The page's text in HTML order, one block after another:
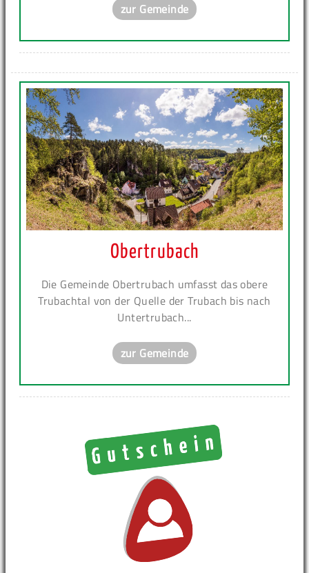
zur Gemeinde
Obertrubach
Die Gemeinde Obertrubach umfasst das obere
Trubachtal von der Quelle der Trubach bis nach
Untertrubach...
zur Gemeinde